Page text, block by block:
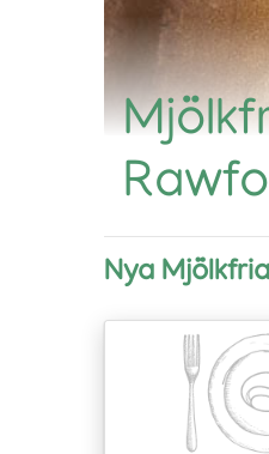
Nya